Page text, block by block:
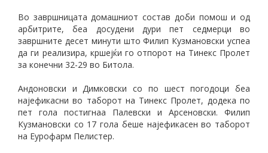
Во завршницата домашниот состав доби помош и од
арбитрите, беа досудени дури пет седмерци во
завршните десет минути што Филип Кузмановски успеа
да ги реализира, кршејќи го отпорот на Тинекс Пролет
за конечни 32-29 во Битола.
Андоновски и Димковски со по шест погодоци беа
најефикасни во таборот на Тинекс Пролет, додека по
пет гола постигнаа Палевски и Арсеновски. Филип
Кузмановски со 17 гола беше најефикасен во таборот
на Еурофарм Пелистер.